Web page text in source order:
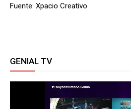
Fuente: Xpacio Creativo
GENIAL TV